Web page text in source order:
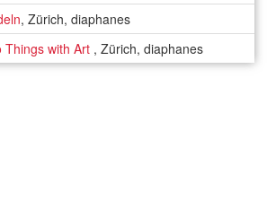
, Zürich, diaphanes
Things with Art , Zürich, diaphanes